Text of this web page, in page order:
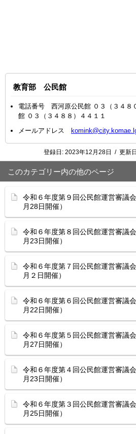
教育部 公民館
電話番号 西河原公民館 ０３（３４
館 ０３（３４８８）４４１１
メールアドレス
登録日: 2023年12月28日 / 更新
このカテゴリー内の他のページ
令和６年度第９回公民館運営審議
月28日開催）
令和６年度第８回公民館運営審議
月23日開催）
令和６年度第７回公民館運営審議
月２日開催）
令和６年度第６回公民館運営審議
月22日開催）
令和６年度第５回公民館運営審議
月27日開催）
令和６年度第４回公民館運営審議
月23日開催）
令和６年度第３回公民館運営審議
月25日開催）